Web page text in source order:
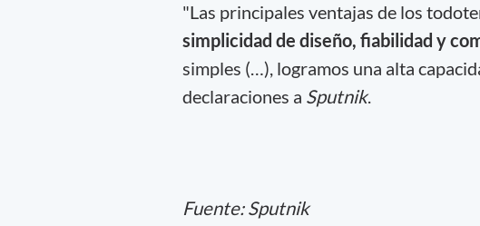
"Las principales ventajas de los
simplicidad de diseño, fiabilidad y
simples (…), logramos una alta
declaraciones a Sputnik.
Fuente: Sputnik